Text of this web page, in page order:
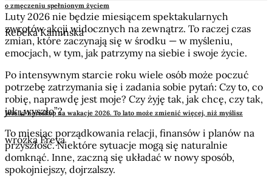
o zmęczeniu spełnionym życiem
Rebeka Kamińska
Wielki horoskop na wakacje 2026. To lato może zmienić więcej, niż myślisz
wróżka Freya
Luty 2026 nie będzie miesiącem spektakularnych
zwrotów akcji widocznych na zewnątrz. To raczej czas
zmian, które zaczynają się w środku — w myśleniu,
emocjach, w tym, jak patrzymy na siebie i swoje życie.
Po intensywnym starcie roku wiele osób może poczuć
potrzebę zatrzymania się i zadania sobie pytań: Czy to, co
robię, naprawdę jest moje? Czy żyję tak, jak chcę, czy tak,
jak „wyszło”?
To miesiąc porządkowania relacji, finansów i planów na
przyszłość. Niektóre sytuacje mogą się naturalnie
domknąć. Inne, zaczną się układać w nowy sposób,
spokojniejszy, dojrzalszy.